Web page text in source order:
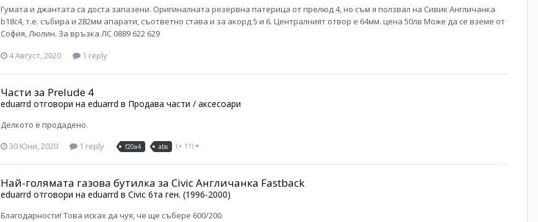
Гумата и джантата са доста запазени. Оригиналната резервна патерица от прелюд 4, но съм я ползвал на Сивик Англичанка
b18c4, т.е. събира и 282мм апарати, съответно става и за акорд 5 и 6. Централният отвор е 64мм. цена 50лв Може да се вземе от
София, Люлин. За връзка ЛС 0889 622 629
4 Август, 2020
1 reply
Части за Prelude 4
eduarrd отговори на eduarrd в Продава части / аксесоари
Делкото е продадено.
30 Юни, 2020
1 reply f20a4 abs (+ 11)
Най-голямата газова бутилка за Civic Англичанка Fastback
eduarrd отговори на eduarrd в Civic 6та ген. (1996-2000)
Благодарности! Това исках да чуя, че ще събере 600/200.